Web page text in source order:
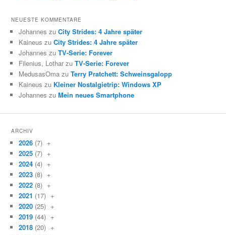
NEUESTE KOMMENTARE
Johannes zuCity Strides: 4 Jahre später
Kaineus zuCity Strides: 4 Jahre später
Johannes zuTV-Serie: Forever
Filenius, Lothar zuTV-Serie: Forever
MedusasOma zuTerry Pratchett: Schweinsgalopp
Kaineus zu Kleiner Nostalgietrip: Windows XP
Johannes zuMein neues Smartphone
ARCHIV
2026 (7) +
2025 (7) +
2024 (4) +
2023 (8) +
2022 (8) +
2021 (17) +
2020 (25) +
2019 (44) +
2018 (20) +